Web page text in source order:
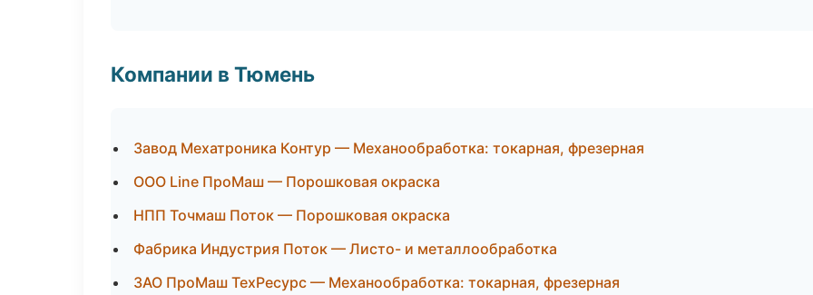
Компании в Тюмень
Завод Мехатроника Контур — Механообработка: токарная, фрезерная
ООО Line ПроМаш — Порошковая окраска
НПП Точмаш Поток — Порошковая окраска
Фабрика Индустрия Поток — Листо- и металлообработка
ЗАО ПроМаш ТехРесурс — Механообработка: токарная, фрезерная